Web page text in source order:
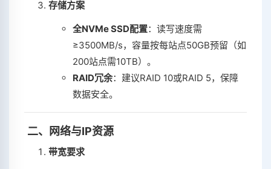
存储方案
全NVMe SSD配置‌：读写速度需
≥3500MB/s，容量按每站点50GB预留（如
200站点需10TB）。
RAID冗余‌：建议RAID 10或RAID 5，保障
数据安全。
二、网络与IP资源
带宽要求